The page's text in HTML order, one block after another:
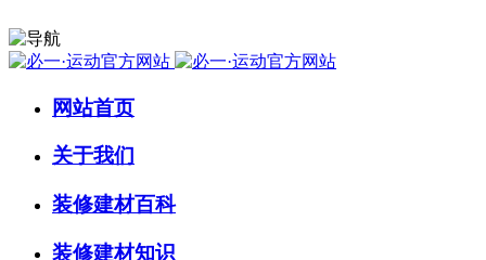
网站首页
关于我们
装修建材百科
装修建材知识